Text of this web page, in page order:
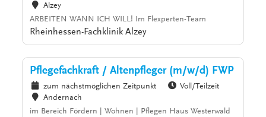
Alzey
ARBEITEN WANN ICH WILL! Im Flexperten-Team
Rheinhessen-Fachklinik Alzey
Pflegefachkraft / Altenpfleger (m/w/d) FWP
zum nächstmöglichen Zeitpunkt
Voll/Teilzeit
Andernach
im Bereich Fördern | Wohnen | Pflegen Haus Westerwald